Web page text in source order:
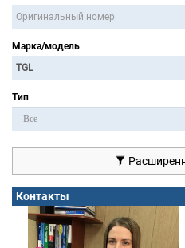
Марка/модель
Тип
Контакты